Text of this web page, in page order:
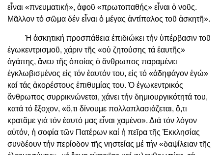
εἶναι «πνευματική», ἀφοῦ «πρωτοπαθής» εἶναι ὁ νοῦς.
Μᾶλλον τό σῶμα δέν εἶναι ὁ μέγας ἀντίπαλος τοῦ ἀσκητῆ».
Ἡ ἀσκητική προσπάθεια ἐπιδιώκει τήν ὑπέρβασιν τοῦ
ἐγωκεντρισμοῦ, χάριν τῆς «οὐ ζητούσης τά ἑαυτῆς»
ἀγάπης, ἄνευ τῆς ὁποίας ὁ ἄνθρωπος παραμένει
ἐγκλωβισμένος εἰς τόν ἑαυτόν του, εἰς τό «ἀδηφάγον ἐγώ»
καί τάς ἀκορέστους ἐπιθυμίας του. Ὁ ἐγωκεντρικός
ἄνθρωπος συρρικνώνεται, χάνει τήν δημιουργικότητά του,
κατά τό ἔξοχον, «ὅ,τι δίνουμε πολλαπλασιάζεται, ὅ,τι
κρατᾶμε γιά τόν ἑαυτό μας εἶναι χαμένο». Διά τόν λόγον
αὐτόν, ἡ σοφία τῶν Πατέρων καί ἡ πεῖρα τῆς Ἐκκλησίας
συνδέουν τήν περίοδον τῆς νηστείας μέ τήν «δαψίλειαν τῆς